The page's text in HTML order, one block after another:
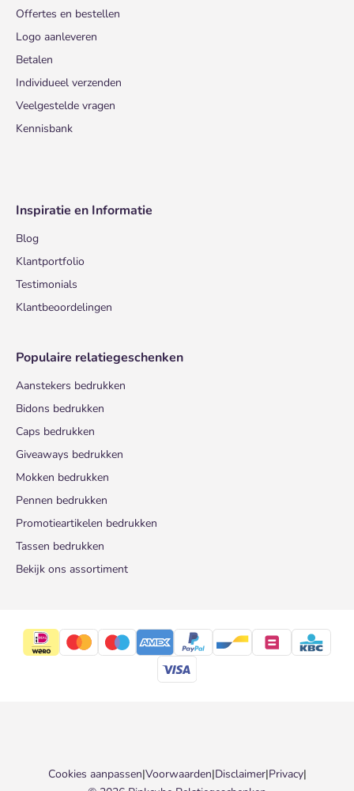
Offertes en bestellen
Logo aanleveren
Betalen
Individueel verzenden
Veelgestelde vragen
Kennisbank
Inspiratie en Informatie
Blog
Klantportfolio
Testimonials
Klantbeoordelingen
Populaire relatiegeschenken
Aanstekers bedrukken
Bidons bedrukken
Caps bedrukken
Giveaways bedrukken
Mokken bedrukken
Pennen bedrukken
Promotieartikelen bedrukken
Tassen bedrukken
Bekijk ons assortiment
Cookies aanpassen|Voorwaarden|Disclaimer|Privacy|